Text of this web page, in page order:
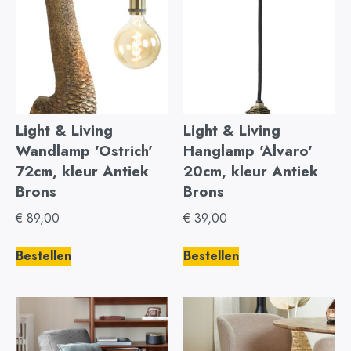
Light & Living
Wandlamp 'Ostrich'
72cm, kleur Antiek
Brons
€ 89,00
Bestellen
Light & Living
Hanglamp 'Alvaro'
20cm, kleur Antiek
Brons
€ 39,00
Bestellen